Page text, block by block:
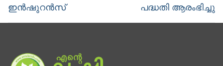
ഇൻഷുറൻസ്
പദ്ധതി ആരംഭിച്ചു